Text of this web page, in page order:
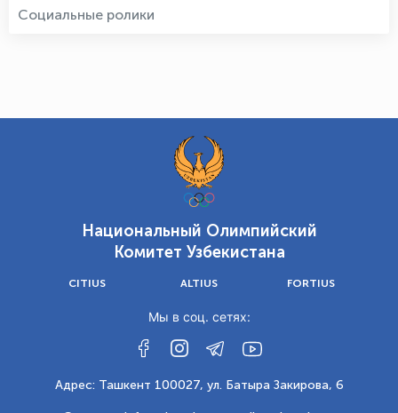
Социальные ролики
Национальный Олимпийский
Комитет Узбекистана
CITIUS ALTIUS FORTIUS
Мы в соц. сетях:
Адрес: Ташкент 100027, ул. Батыра Закирова, 6